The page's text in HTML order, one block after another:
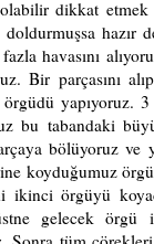
dikkat etmek
hazır
havasını
Bir parçasını
yapıyoruz. 3
bu tabandaki
bölüyoruz ve
koyduğumuz
ikinci örgüyü
gelecek örgü